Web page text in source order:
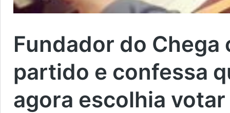
Fundador do
partido e confessa
agora escolhia